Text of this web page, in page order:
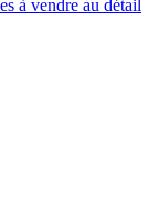
à vendre au détail